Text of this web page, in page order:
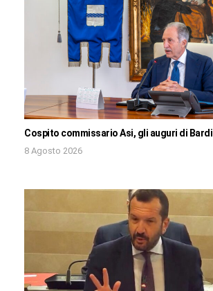
Cospito commissario Asi, gli auguri di Bardi
8 Agosto 2026